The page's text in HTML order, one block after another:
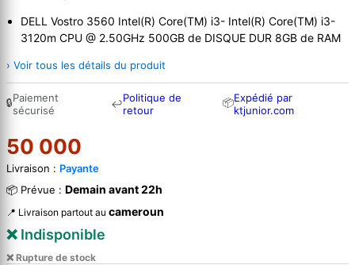
DELL Vostro 3560 Intel(R) Core(TM) i3- Intel(R) Core(TM) i3-
3120m CPU @ 2.50GHz 500GB de DISQUE DUR 8GB de RAM
› Voir tous les détails du produit
🔒Paiement
sécurisé
↩Politique de
retour
📦Expédié par
ktjunior.com
50 000
Livraison : Payante
📦 Prévue : Demain avant 22h
📍 Livraison partout au cameroun
❌ Indisponible
❌ Rupture de stock